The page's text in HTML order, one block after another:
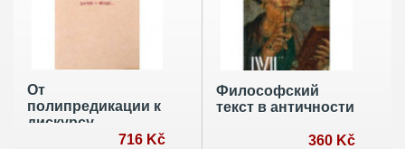
От
полипредикации к
дискурсу.
Японский, русский
716 Kč
Философский
текст в античности
360 Kč